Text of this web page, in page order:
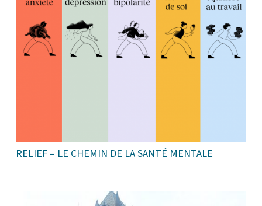
RELIEF – LE CHEMIN DE LA SANTÉ MENTALE